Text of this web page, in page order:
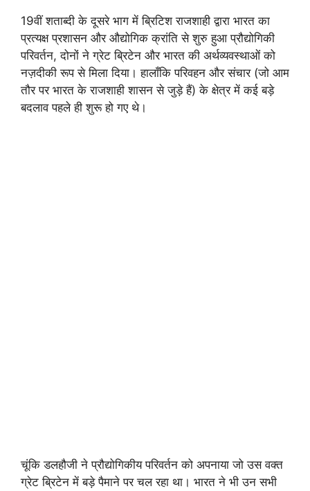
19वीं शताब्दी के दूसरे भाग में ब्रिटिश राजशाही द्वारा भारत का
प्रत्यक्ष प्रशासन और औद्योगिक क्रांति से शुरु हुआ प्रौद्योगिकी
परिवर्तन, दोनों ने ग्रेट ब्रिटेन और भारत की अर्थव्यवस्थाओं को
नज़दीकी रूप से मिला दिया। हालाँकि परिवहन और संचार (जो आम
तौर पर भारत के राजशाही शासन से जुड़े हैं) के क्षेत्र में कई बड़े
बदलाव पहले ही शुरू हो गए थे।
चूंकि डलहौजी ने प्रौद्योगिकीय परिवर्तन को अपनाया जो उस वक्त
ग्रेट ब्रिटेन में बड़े पैमाने पर चल रहा था। भारत ने भी उन सभी